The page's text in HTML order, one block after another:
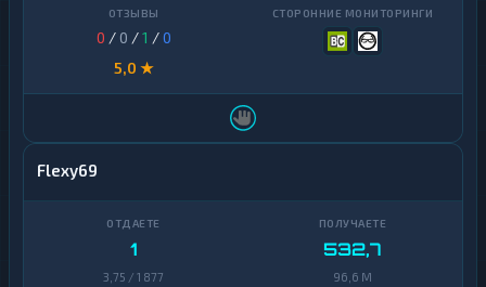
0 / 0 /1 /0
5,0 ★
Flexy69
1
3,75 / 1 877
532,7
96,6 M